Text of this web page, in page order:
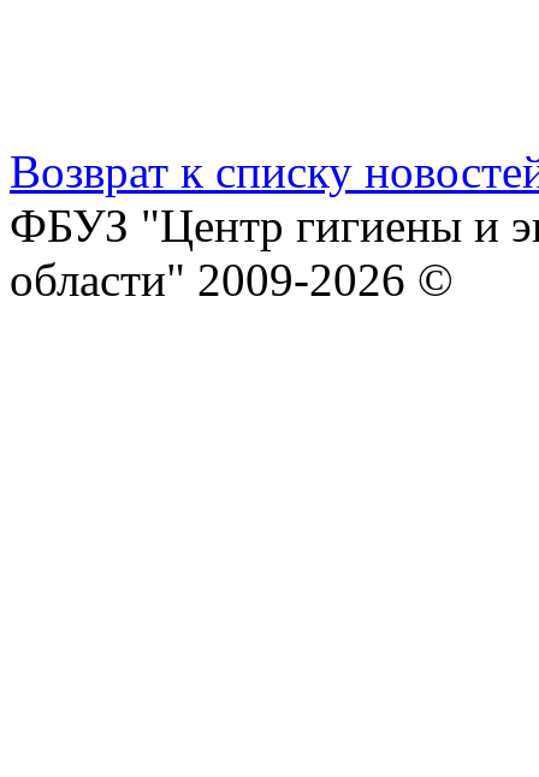
Возврат к списку
ФБУЗ "Центр гигиены и
области" 2009-2026 ©